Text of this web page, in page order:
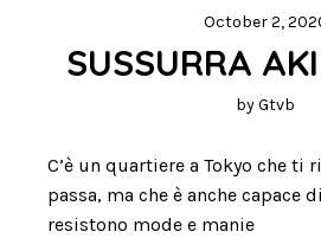
October 2,
SUSSURRA
byGtvb
C’è un quartiere a Tokyo che ti
passa, ma che è anche capace
resistono mode e manie